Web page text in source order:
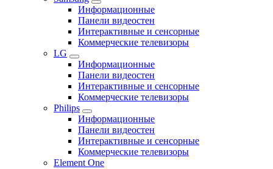
Информационные
Панели видеостен
Интерактивные и сенсорные
Коммерческие телевизоры
LG
Информационные
Панели видеостен
Интерактивные и сенсорные
Коммерческие телевизоры
Philips
Информационные
Панели видеостен
Интерактивные и сенсорные
Коммерческие телевизоры
Element One